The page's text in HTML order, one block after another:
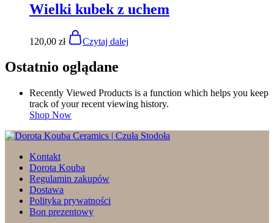
Wielki kubek z uchem
120,00 zł Czytaj dalej
Ostatnio oglądane
Recently Viewed Products is a function which helps you keep
track of your recent viewing history.
Shop Now
Kontakt
Dorota Kouba
Regulamin zakupów
Dostawa
Polityka prywatności
Bon prezentowy